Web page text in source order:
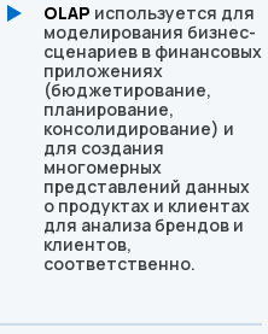
OLAP используется для
моделирования бизнес-
сценариев в финансовых
приложениях
(бюджетирование,
планирование,
консолидирование) и
для создания
многомерных
представлений данных
о продуктах и клиентах
для анализа брендов и
клиентов,
соответственно.